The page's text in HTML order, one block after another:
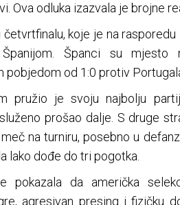
Ova odluka izazvala je brojne
četvrtfinalu, koje je na
Španci su mjesto
pobjedom od 1:0 protiv
pružio je svoju najbolju
prošao dalje. S druge
na turniru, posebno u
lako dođe do tri pogotka.
pokazala da američka
agresivan presing i fizičku